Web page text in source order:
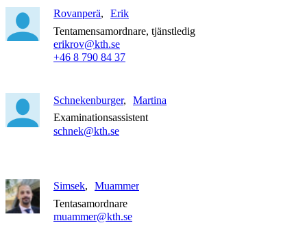
Rovanperä
Erik
Tentamensamordnare, tjänstledig
erikrov@kth.se
+46 8 790 84 37
Schnekenburger
Martina
Examinationsassistent
schnek@kth.se
Simsek
Muammer
Tentasamordnare
muammer@kth.se